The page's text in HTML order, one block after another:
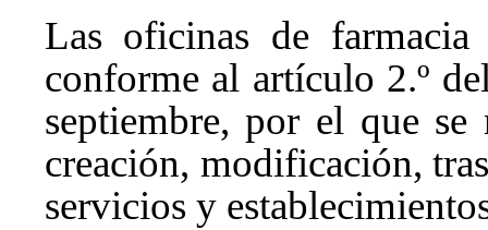
Las oficinas de farmacia
conforme al artículo 2.º
septiembre, por el que se
creación, modificación,
servicios y